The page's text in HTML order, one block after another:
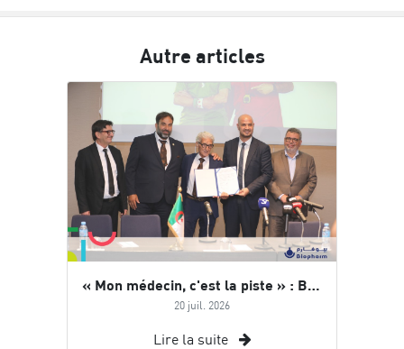
Autre articles
« Mon médecin, c'est la piste » : Biopharm accompagne Abdelkader BENGUELLA dans son défi mondial
20 juil. 2026
Lire la suite